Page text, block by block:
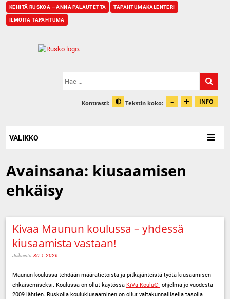
KEHITÄ RUSKOA – ANNA PALAUTETTA TAPAHTUMAKALENTERI
ILMOITA TAPAHTUMA
Hae:
Kontrasti: Muuta kontrastia
Tekstin koko: - + INFO
VALIKKO
Avainsana: kiusaamisen
ehkäisy
Kivaa Maunun koulussa – yhdessä
kiusaamista vastaan!
Julkaistu:30.1.2026
Maunun koulussa tehdään määrätietoista ja pitkäjänteistä työtä kiusaamisen
ehkäisemiseksi. Koulussa on ollut käytössä KiVa Koulu® -ohjelma jo vuodesta
2009 lähtien. Ruskolla koulukiusaaminen on ollut valtakunnallisella tasolla